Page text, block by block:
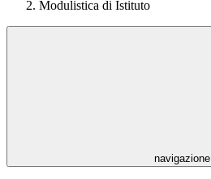
Modulistica di Istituto
navigazione